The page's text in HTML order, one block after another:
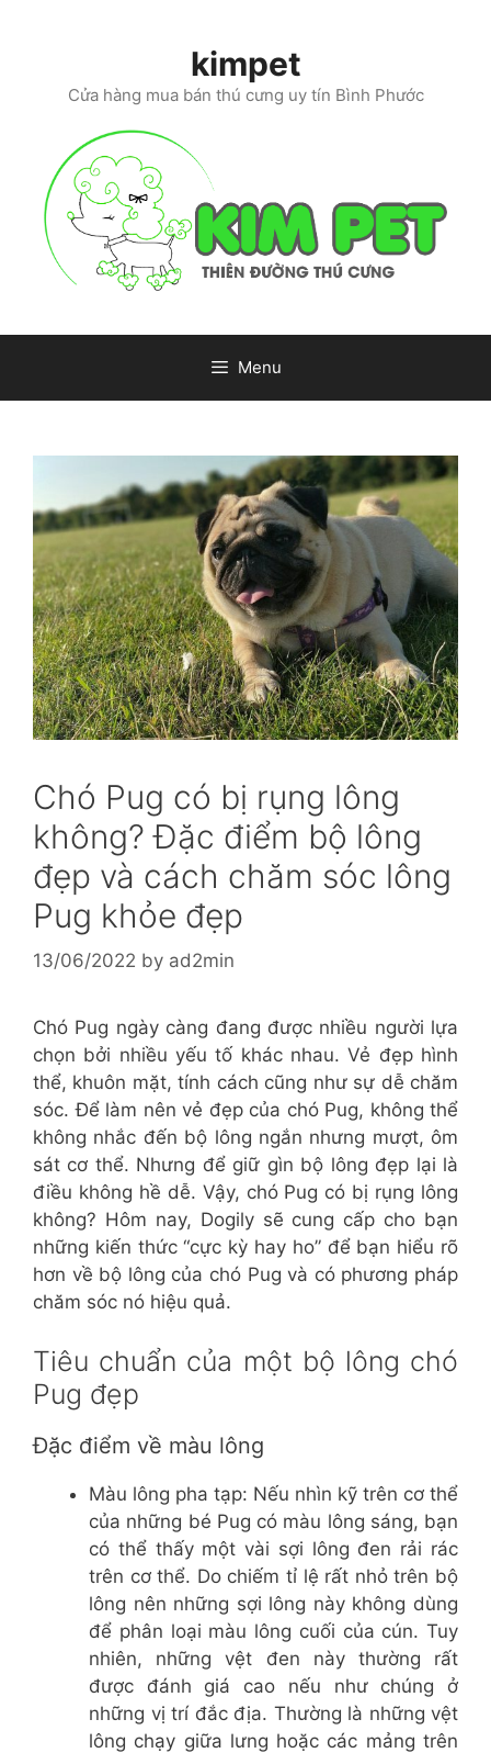
kimpet
Cửa hàng mua bán thú cưng uy tín Bình Phước
Menu
Chó Pug có bị rụng lông
không? Đặc điểm bộ lông
đẹp và cách chăm sóc lông
Pug khỏe đẹp
13/06/2022 by ad2min
Chó Pug ngày càng đang được nhiều người lựa
chọn bởi nhiều yếu tố khác nhau. Vẻ đẹp hình
thể, khuôn mặt, tính cách cũng như sự dễ chăm
sóc. Để làm nên vẻ đẹp của chó Pug, không thể
không nhắc đến bộ lông ngắn nhưng mượt, ôm
sát cơ thể. Nhưng để giữ gìn bộ lông đẹp lại là
điều không hề dễ. Vậy, chó Pug có bị rụng lông
không? Hôm nay, Dogily sẽ cung cấp cho bạn
những kiến thức “cực kỳ hay ho” để bạn hiểu rõ
hơn về bộ lông của chó Pug và có phương pháp
chăm sóc nó hiệu quả.
Tiêu chuẩn của một bộ lông chó
Pug đẹp
Đặc điểm về màu lông
Màu lông pha tạp: Nếu nhìn kỹ trên cơ thể
của những bé Pug có màu lông sáng, bạn
có thể thấy một vài sợi lông đen rải rác
trên cơ thể. Do chiếm tỉ lệ rất nhỏ trên bộ
lông nên những sợi lông này không dùng
để phân loại màu lông cuối của cún. Tuy
nhiên, những vệt đen này thường rất
được đánh giá cao nếu như chúng ở
những vị trí đắc địa. Thường là những vệt
lông chạy giữa lưng hoặc các mảng trên